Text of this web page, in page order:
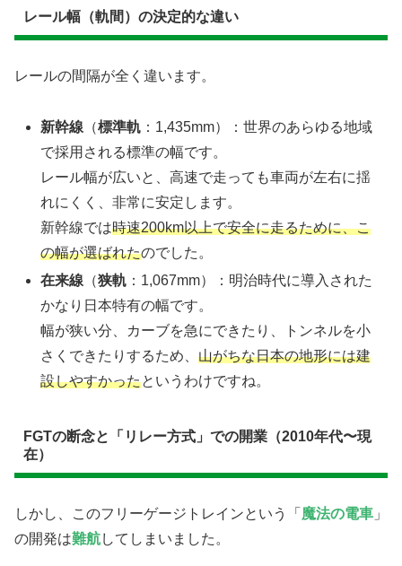
​レール幅（軌間）の決定的な違い
​レールの間隔が全く違います。
新幹線 （標準軌 ：1,435mm）：世界のあらゆる地域
で採用される標準の幅です。
レール幅が広いと、高速で走っても車両が左右に揺
れにくく、非常に安定します。
新幹線では時速200km以上で安全に走るために、こ
の幅が選ばれたのでした。
在来線 （狭軌 ：1,067mm）：明治時代に導入された
かなり日本特有の幅です。
​幅が狭い分、カーブを急にできたり、トンネルを小
さくできたりするため、山がちな日本の地形には建
設しやすかったというわけですね。
​FGTの断念と「リレー方式」での開業（2010年代〜現
在）
​しかし、このフリーゲージトレインという「 魔法の電車 」
の開発は難航してしまいました。